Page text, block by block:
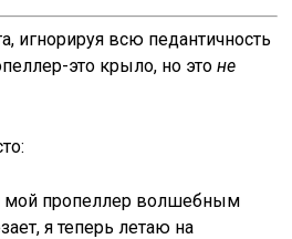
игнорируя всю педантичность
это крыло, но этоне
мой пропеллер волшебным
я теперь летаю на